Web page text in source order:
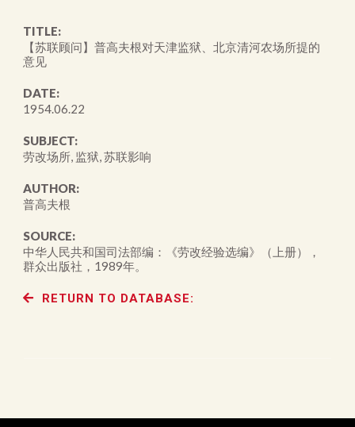
TITLE:
【苏联顾问】普高夫根对天津监狱、北京清河农场所提的
意见
DATE:
1954.06.22
SUBJECT:
劳改场所, 监狱, 苏联影响
AUTHOR:
普高夫根
SOURCE:
中华人民共和国司法部编：《劳改经验选编》（上册），
群众出版社，1989年。
RETURN TO DATABASE: